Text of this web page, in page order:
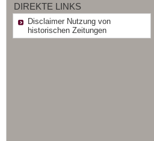
DIREKTE LINKS
Disclaimer Nutzung von
historischen Zeitungen